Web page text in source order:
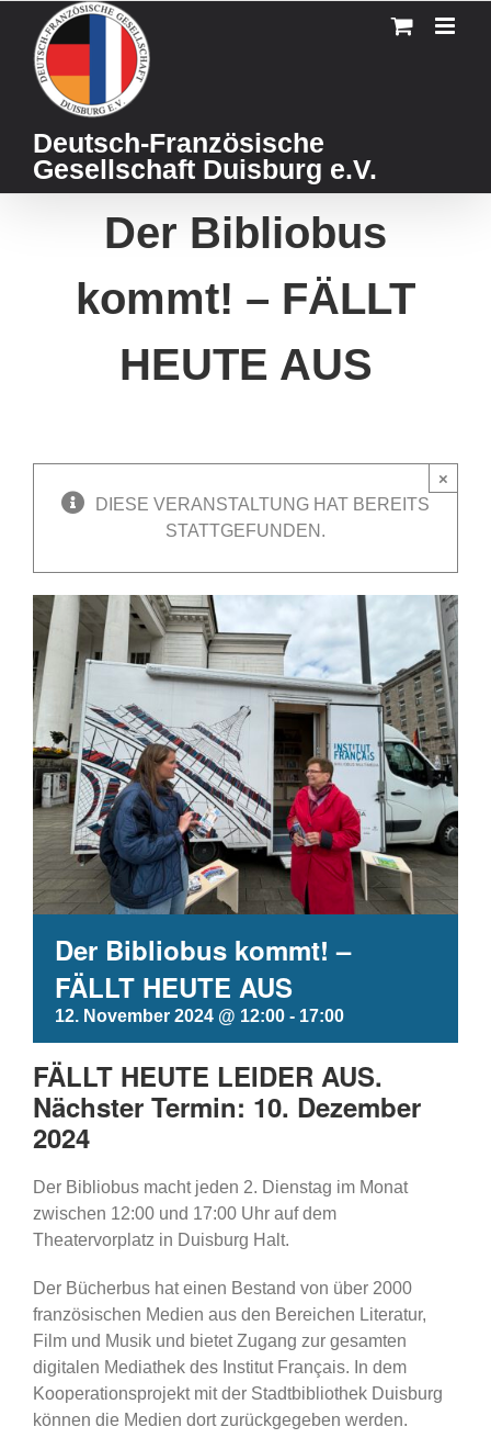
content
Deutsch-Französische
Gesellschaft Duisburg e.V.
Der Bibliobus
kommt! – FÄLLT
HEUTE AUS
DIESE VERANSTALTUNG HAT BEREITS
STATTGEFUNDEN.
×
Der Bibliobus kommt! –
FÄLLT HEUTE AUS
12. November 2024 @ 12:00 - 17:00
FÄLLT HEUTE LEIDER AUS.
Nächster Termin: 10. Dezember
2024
Der Bibliobus macht jeden 2. Dienstag im Monat
zwischen 12:00 und 17:00 Uhr auf dem
Theatervorplatz in Duisburg Halt.
Der Bücherbus hat einen Bestand von über 2000
französischen Medien aus den Bereichen Literatur,
Film und Musik und bietet Zugang zur gesamten
digitalen Mediathek des Institut Français. In dem
Kooperationsprojekt mit der Stadtbibliothek Duisburg
können die Medien dort zurückgegeben werden.